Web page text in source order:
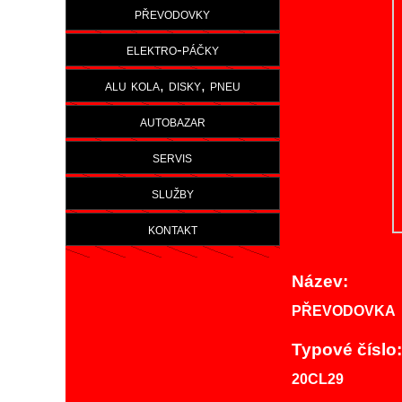
převodovky
elektro-páčky
alu kola, disky, pneu
autobazar
servis
služby
kontakt
Název:
PŘEVODOVKA
Typové číslo:
20CL29